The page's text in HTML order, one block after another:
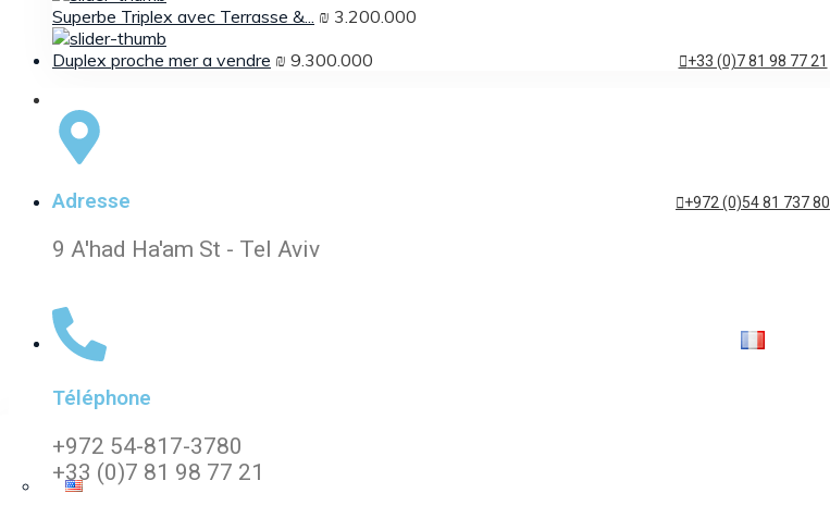
+33 (0)7 81 98 77 21
+972 (0)54 81 737 80
Superbe Triplex avec Terrasse &... ₪ 3.200.000
Duplex proche mer a vendre ₪ 9.300.000
Adresse
9 A'had Ha'am St - Tel Aviv
Téléphone
+972 54-817-3780
+33 (0)7 81 98 77 21